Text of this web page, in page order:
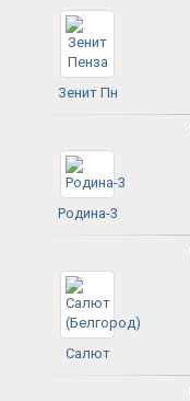
Зенит Пн
Родина-3
Салют